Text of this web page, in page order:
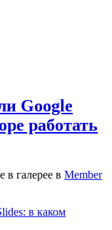
Google
работать
в галерее в Member